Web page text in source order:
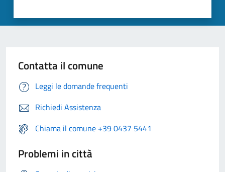
Contatta il comune
Leggi le domande frequenti
Richiedi Assistenza
Chiama il comune +39 0437 5441
Problemi in città